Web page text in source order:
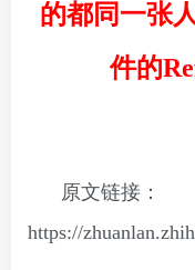
的都同一张
件的
原文链接：
https://